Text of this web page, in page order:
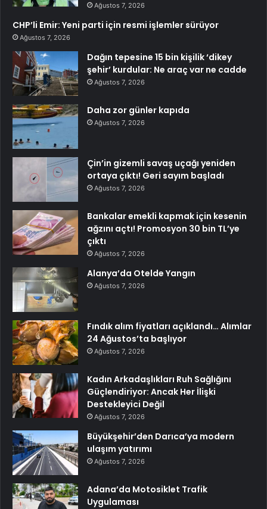
Ağustos 7, 2026
CHP’li Emir: Yeni parti için resmi işlemler sürüyor
Ağustos 7, 2026
Dağın tepesine 15 bin kişilik ‘dikey
şehir’ kurdular: Ne araç var ne cadde
Ağustos 7, 2026
Daha zor günler kapıda
Ağustos 7, 2026
Çin’in gizemli savaş uçağı yeniden
ortaya çıktı! Geri sayım başladı
Ağustos 7, 2026
Bankalar emekli kapmak için kesenin
ağzını açtı! Promosyon 30 bin TL’ye
çıktı
Ağustos 7, 2026
Alanya’da Otelde Yangın
Ağustos 7, 2026
Fındık alım fiyatları açıklandı… Alımlar
24 Ağustos’ta başlıyor
Ağustos 7, 2026
Kadın Arkadaşlıkları Ruh Sağlığını
Güçlendiriyor: Ancak Her İlişki
Destekleyici Değil
Ağustos 7, 2026
Büyükşehir’den Darıca’ya modern
ulaşım yatırımı
Ağustos 7, 2026
Adana’da Motosiklet Trafik
Uygulaması